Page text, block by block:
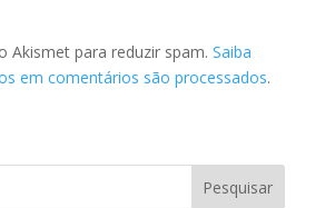
Akismet para reduzir spam. Saiba
em comentários são processados.